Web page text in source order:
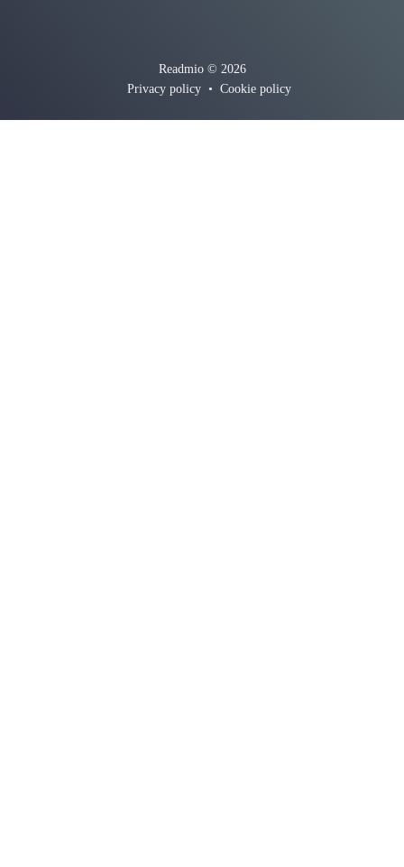
Readmio © 2026
Privacy policy • Cookie policy